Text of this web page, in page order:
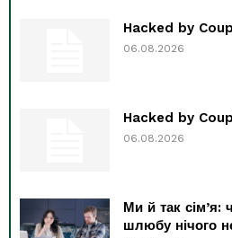
Hacked by
06.08.2026
Hacked by
06.08.2026
Ми й так сім’я:
шлюбу нічого